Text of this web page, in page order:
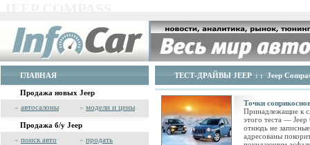
ГЛАВНАЯ
Продажа новых Jeep
» автосалоны » модели и цены
Продажа б/у Jeep
» поиск авто » продать
ТЕСТ-ДРАЙВЫ JEEP: : Jeep
Точки
Принадлежащие к
этого теста —
отнюдь не
адресованы